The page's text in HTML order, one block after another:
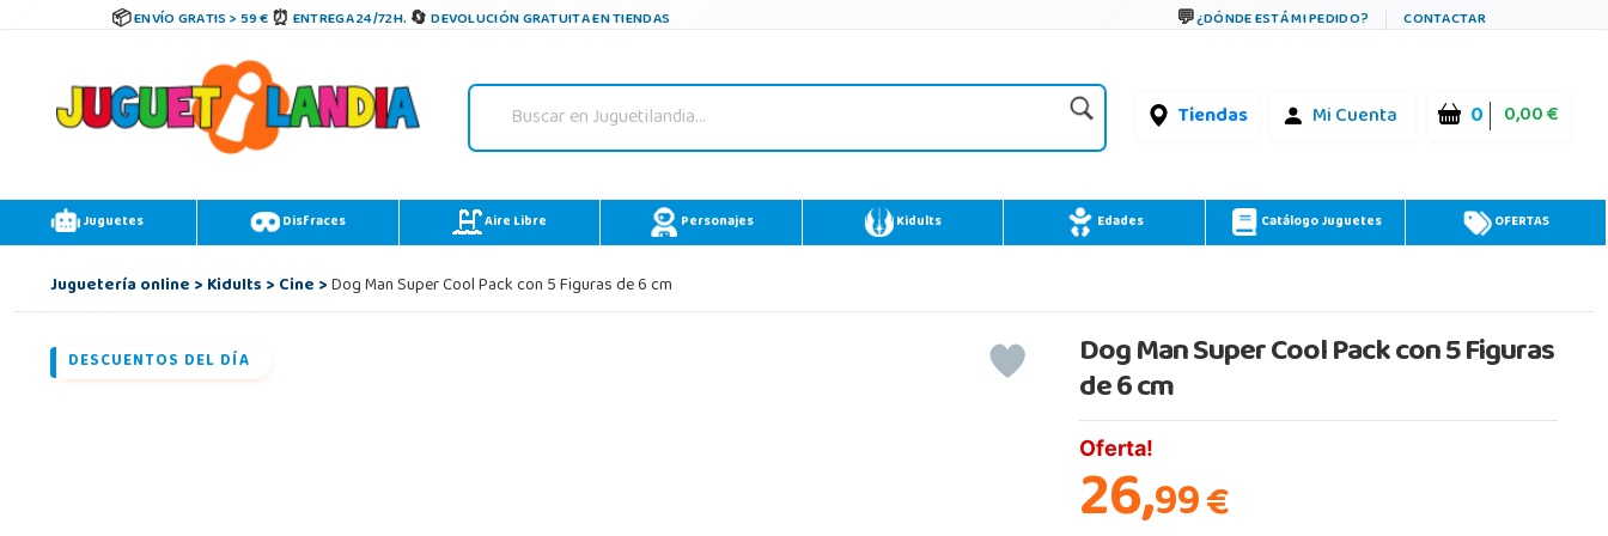
ENVÍO GRATIS > 59 € ENTREGA 24/72H. DEVOLUCIÓN GRATUITA EN TIENDAS ¿DÓNDE ESTÁ MI PEDIDO? CONTACTAR
Tiendas Mi Cuenta 0 0,00 €
Juguetes Disfraces Aire Libre Personajes Kidults Edades Catálogo Juguetes OFERTAS
Juguetería online>Kidults>Cine>Dog Man Super Cool Pack con 5 Figuras de 6 cm
DESCUENTOS DEL DÍA Dog Man Super Cool Pack con 5 Figuras
de 6 cm
Oferta!
26,99€